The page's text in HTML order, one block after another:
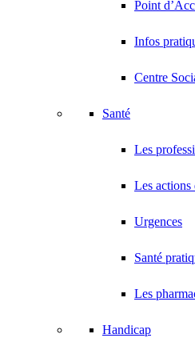
Point
Infos
Centre
Santé
Les
Les actions
Urgences
Santé
Les
Handicap